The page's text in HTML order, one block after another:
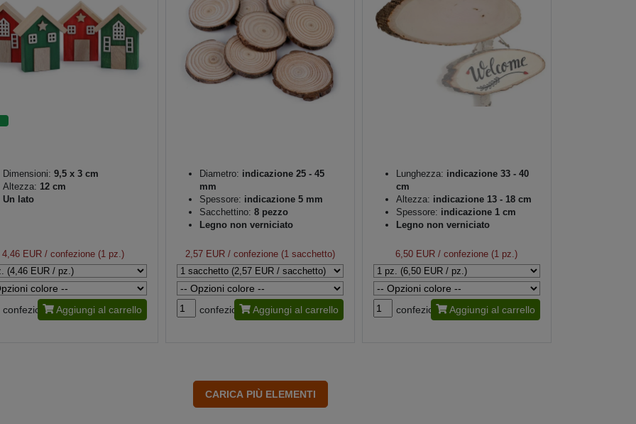
Dimensioni: 9,5 x 3 cm
Altezza: 12 cm
Un lato
4,46 EUR / confezione (1 pz.)
confezione Aggiungi al carrello
Diametro: indicazione 25 - 45
mm
Spessore: indicazione 5 mm
Sacchettino: 8 pezzo
Legno non verniciato
2,57 EUR/ confezione (1 sacchetto)
confezione Aggiungi al carrello
Lunghezza: indicazione 33 - 40
cm
Altezza: indicazione 13 - 18 cm
Spessore: indicazione 1 cm
Legno non verniciato
6,50 EUR / confezione (1 pz.)
confezione Aggiungi al carrello